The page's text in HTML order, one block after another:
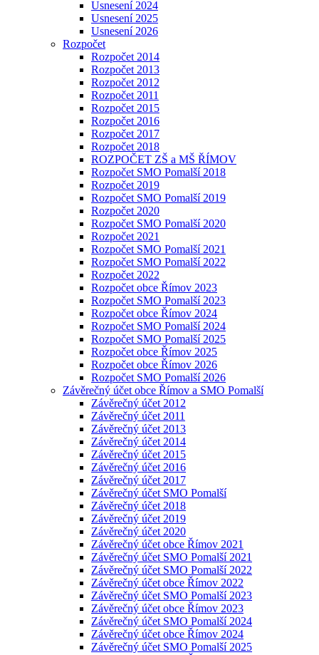
Usnesení 2024
Usnesení 2025
Usnesení 2026
Rozpočet
Rozpočet 2014
Rozpočet 2013
Rozpočet 2012
Rozpočet 2011
Rozpočet 2015
Rozpočet 2016
Rozpočet 2017
Rozpočet 2018
ROZPOČET ZŠ a MŠ ŘÍMOV
Rozpočet SMO Pomalší 2018
Rozpočet 2019
Rozpočet SMO Pomalší 2019
Rozpočet 2020
Rozpočet SMO Pomalší 2020
Rozpočet 2021
Rozpočet SMO Pomalší 2021
Rozpočet SMO Pomalší 2022
Rozpočet 2022
Rozpočet obce Římov 2023
Rozpočet SMO Pomalší 2023
Rozpočet obce Římov 2024
Rozpočet SMO Pomalší 2024
Rozpočet SMO Pomalší 2025
Rozpočet obce Římov 2025
Rozpočet obce Římov 2026
Rozpočet SMO Pomalší 2026
Závěrečný účet obce Římov a SMO Pomalší
Závěrečný účet 2012
Závěrečný účet 2011
Závěrečný účet 2013
Závěrečný účet 2014
Závěrečný účet 2015
Závěrečný účet 2016
Závěrečný účet 2017
Závěrečný účet SMO Pomalší
Závěrečný účet 2018
Závěrečný účet 2019
Závěrečný účet 2020
Závěrečný účet obce Římov 2021
Závěrečný účet SMO Pomalší 2021
Závěrečný účet SMO Pomalší 2022
Závěrečný účet obce Římov 2022
Závěrečný účet SMO Pomalší 2023
Závěrečný účet obce Římov 2023
Závěrečný účet SMO Pomalší 2024
Závěrečný účet obce Římov 2024
Závěrečný účet SMO Pomalší 2025